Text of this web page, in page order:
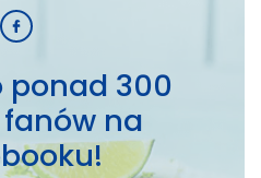
ponad 300
na